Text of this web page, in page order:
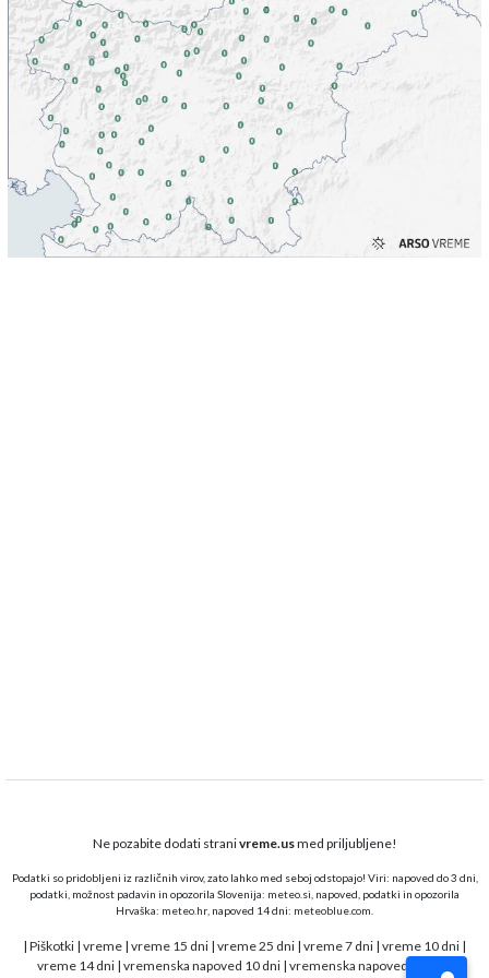
Ne pozabite dodati stranivreme.usmed priljubljene!
Podatki so pridobljeni iz različnih virov, zato lahko med seboj odstopajo! Viri: napoved do 3 dni,
podatki, možnost padavin in opozorila Slovenija: meteo.si, napoved, podatki in opozorila
Hrvaška: meteo.hr , napoved 14 dni: meteoblue.com
| Piškotki | vreme | vreme 15 dni | vreme 25 dni | vreme 7 dni | vreme 10 dni |
vreme 14 dni| vremenska napoved 10 dni| vremenska napoved 15 dni